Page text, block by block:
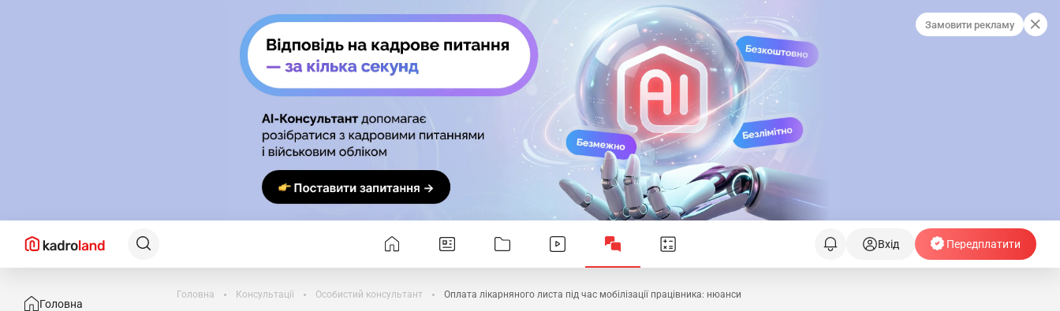
Замовити рекламу
Вхід Передплатити
Головна
Головна Консультації Особистий консультант Оплата лікарняного листа під час мобілізації працівника: нюанси